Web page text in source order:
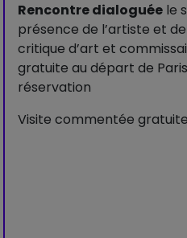
Rencontre dialoguée le
présence de l’artiste et
critique d’art et
gratuite au départ de
réservation
Visite commentée